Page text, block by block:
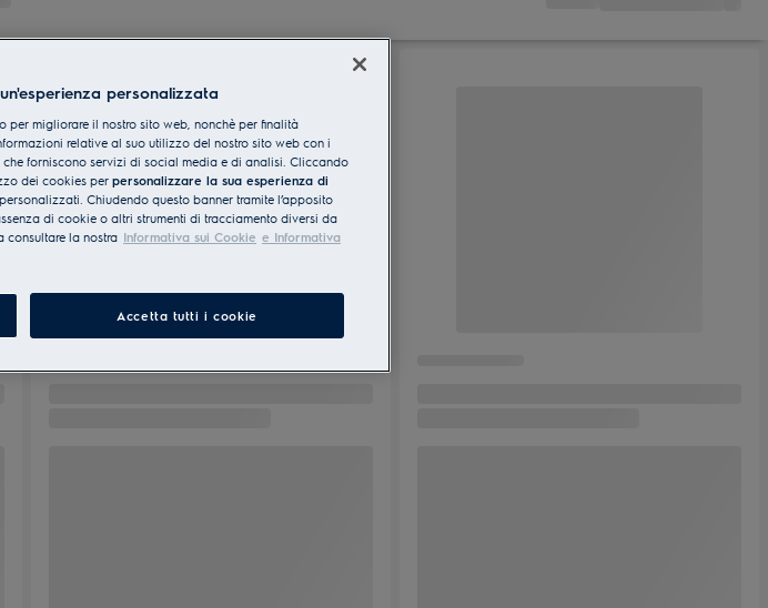
personalizzata
migliorare il nostro sito web, nonchè per finalità
relative al suo utilizzo del nostro sito web con i
forniscono servizi di social media e di analisi. Cliccando
dei cookies per personalizzare la sua esperienza di
Chiudendo questo banner tramite l’apposito
di cookie o altri strumenti di tracciamento diversi da
consultare la nostra Informativa sui Cookie e Informativa
Accetta tutti i cookie